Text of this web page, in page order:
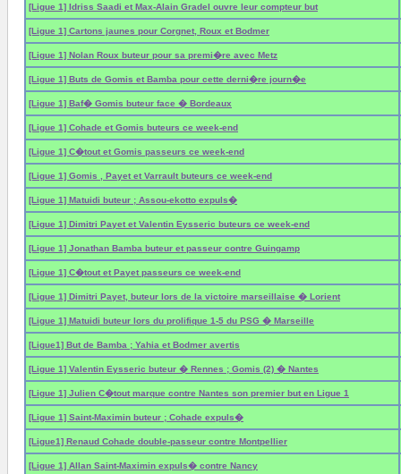
[Ligue 1] Idriss Saadi et Max-Alain Gradel ouvre leur compteur but
[Ligue 1] Cartons jaunes pour Corgnet, Roux et Bodmer
[Ligue 1] Nolan Roux buteur pour sa premi�re avec Metz
[Ligue 1] Buts de Gomis et Bamba pour cette derni�re journ�e
[Ligue 1] Baf� Gomis buteur face � Bordeaux
[Ligue 1] Cohade et Gomis buteurs ce week-end
[Ligue 1] C�tout et Gomis passeurs ce week-end
[Ligue 1] Gomis , Payet et Varrault buteurs ce week-end
[Ligue 1] Matuidi buteur ; Assou-ekotto expuls�
[Ligue 1] Dimitri Payet et Valentin Eysseric buteurs ce week-end
[Ligue 1] Jonathan Bamba buteur et passeur contre Guingamp
[Ligue 1] C�tout et Payet passeurs ce week-end
[Ligue 1] Dimitri Payet, buteur lors de la victoire marseillaise � Lorient
[Ligue 1] Matuidi buteur lors du prolifique 1-5 du PSG � Marseille
[Ligue1] But de Bamba ; Yahia et Bodmer avertis
[Ligue 1] Valentin Eysseric buteur � Rennes ; Gomis (2) � Nantes
[Ligue 1] Julien C�tout marque contre Nantes son premier but en Ligue 1
[Ligue 1] Saint-Maximin buteur ; Cohade expuls�
[Ligue1] Renaud Cohade double-passeur contre Montpellier
[Ligue 1] Allan Saint-Maximin expuls� contre Nancy